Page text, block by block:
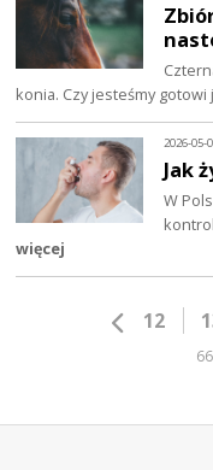
konia. Czy jesteśmy gotowi
2026-05-
Jak
W
więcej
12